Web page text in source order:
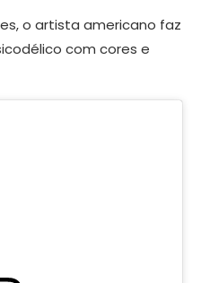
o artista americano faz
com cores e